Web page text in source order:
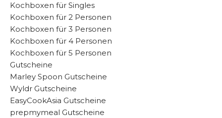
Kochboxen für Singles
Kochboxen für 2 Personen
Kochboxen für 3 Personen
Kochboxen für 4 Personen
Kochboxen für 5 Personen
Gutscheine
Marley Spoon Gutscheine
Wyldr Gutscheine
EasyCookAsia Gutscheine
prepmymeal Gutscheine